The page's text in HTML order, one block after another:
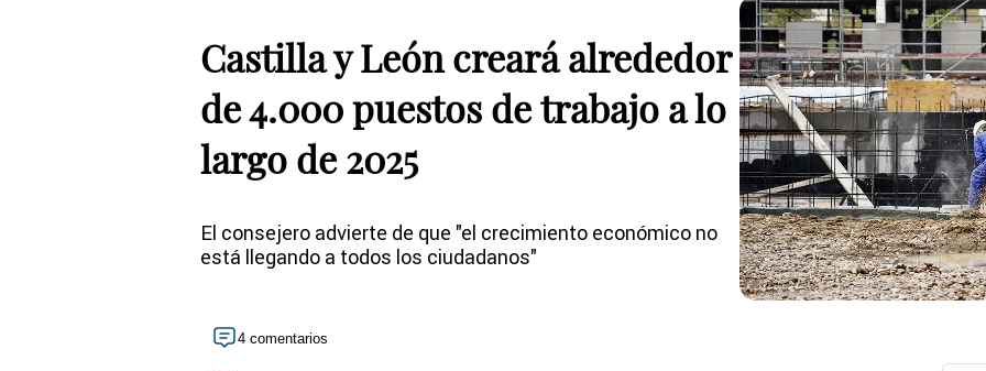
Castilla y León creará alrededor
de 4.000 puestos de trabajo a lo
largo de 2025
El consejero advierte de que "el crecimiento económico no
está llegando a todos los ciudadanos"
4 comentarios